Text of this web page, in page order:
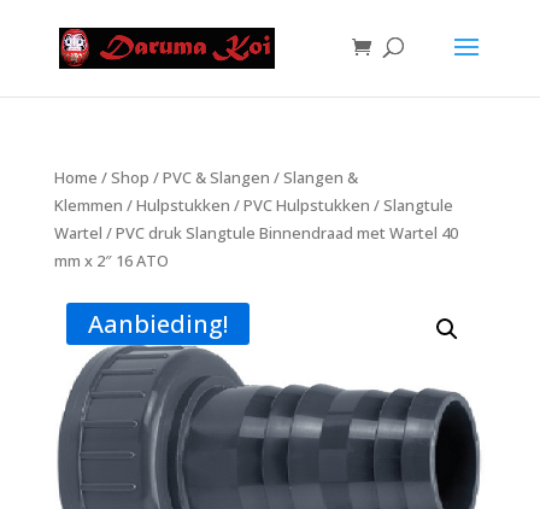
Home /Shop /PVC & Slangen /Slangen &
Klemmen /Hulpstukken /PVC Hulpstukken /Slangtule
Wartel / PVC druk Slangtule Binnendraad met Wartel 40
mm x 2″ 16 ATO
Aanbieding!